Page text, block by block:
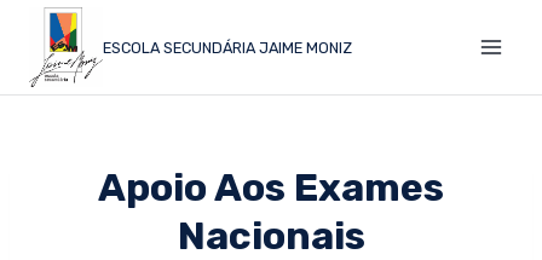
ESCOLA SECUNDÁRIA JAIME MONIZ
Apoio Aos Exames
Nacionais